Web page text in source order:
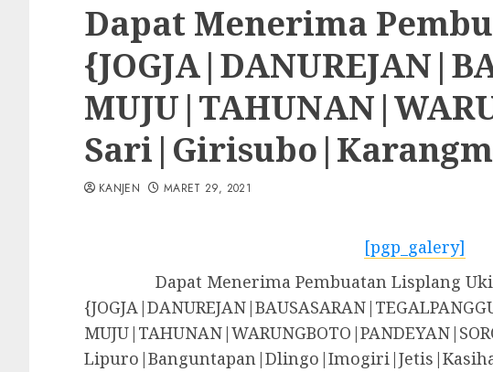
Dapat Menerima
KANJEN MARET 29, 2021
[pgp_galery]
Dapat Menerima Pembuatan Lisplang